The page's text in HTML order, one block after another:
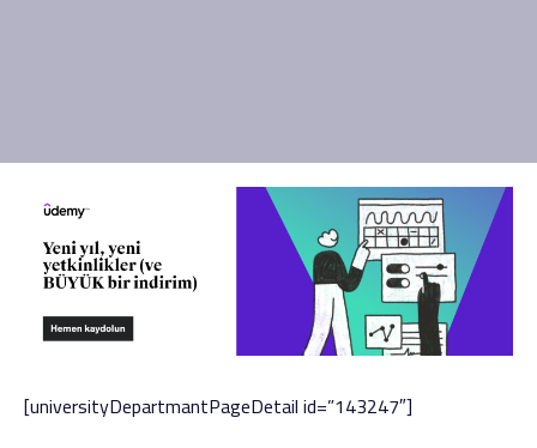
[universityDepartmantPageDetail id=”143247″]